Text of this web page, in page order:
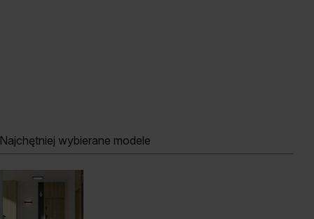
Najchętniej wybierane modele
Szkarłatny